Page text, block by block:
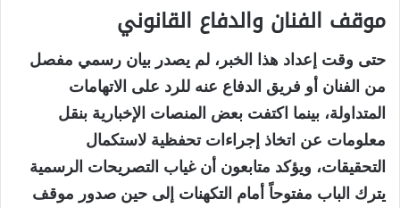
موقف الفنان والدفاع القانوني
حتى وقت إعداد هذا الخبر، لم يصدر بيان رسمي مفصل
من الفنان أو فريق الدفاع عنه للرد على الاتهامات
المتداولة، بينما اكتفت بعض المنصات الإخبارية بنقل
معلومات عن اتخاذ إجراءات تحفظية لاستكمال
التحقيقات، ويؤكد متابعون أن غياب التصريحات الرسمية
يترك الباب مفتوحاً أمام التكهنات إلى حين صدور موقف